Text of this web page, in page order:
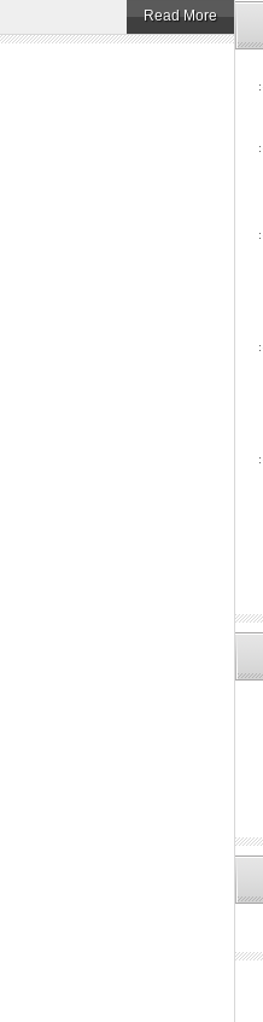
Read More